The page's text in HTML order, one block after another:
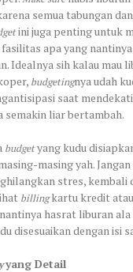
semua tabungan
ini juga penting untuk
apa yang
Idealnya sih kalau mau
budgetingnya udah
saat
semakin liar bertambah.
budgetyang kudu
masing yah.
stres, kembali
billingkartu kredit
hasrat liburan
disesuaikan dengan isi
yang Detail